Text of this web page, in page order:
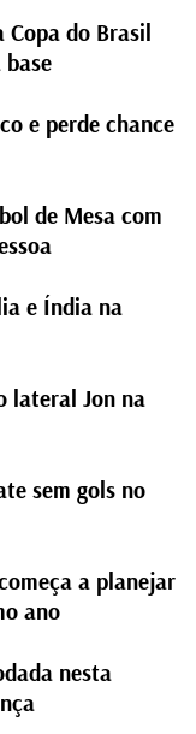
do Brasil
base
e perde chance
de Mesa com
e Índia na
lateral Jon na
sem gols no
a planejar
ano
nesta